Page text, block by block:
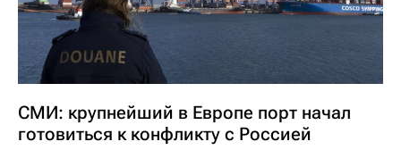
СМИ: крупнейший в Европе порт начал
готовиться к конфликту с Россией